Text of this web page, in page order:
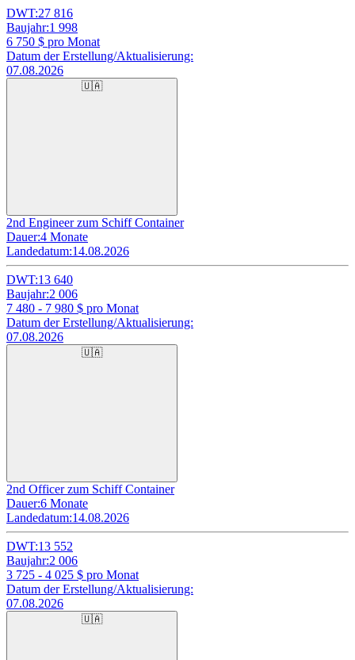
DWT:27 816
Baujahr:1 998
6 750 $ pro Monat
Datum der Erstellung/Aktualisierung:
07.08.2026
🇺🇦
2nd Engineer zum Schiff Container
Dauer:4 Monate
Landedatum:14.08.2026
DWT:13 640
Baujahr:2 006
7 480 - 7 980 $ pro Monat
Datum der Erstellung/Aktualisierung:
07.08.2026
🇺🇦
2nd Officer zum Schiff Container
Dauer:6 Monate
Landedatum:14.08.2026
DWT:13 552
Baujahr:2 006
3 725 - 4 025 $ pro Monat
Datum der Erstellung/Aktualisierung:
07.08.2026
🇺🇦